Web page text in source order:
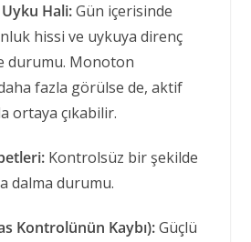
Uyku Hali:Gün içerisinde
hissi ve uykuya direnç
durumu. Monoton
fazla görülse de, aktif
ortaya çıkabilir.
Kontrolsüz bir şekilde
dalma durumu.
Kontrolünün Kaybı):Güçlü